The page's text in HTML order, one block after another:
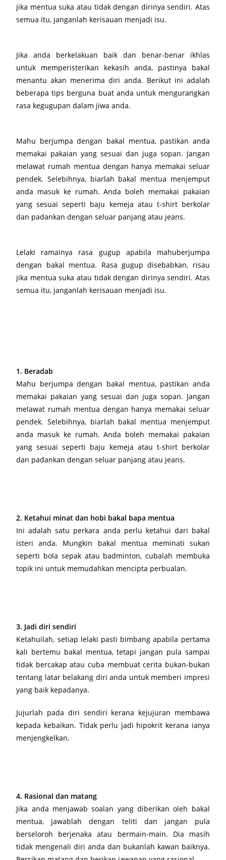
jika mentua suka atau tidak dengan dirinya sendiri. Atas
semua itu, janganlah kerisauan menjadi isu.
Jika anda berkelakuan baik dan benar-benar ikhlas
untuk memperisterikan kekasih anda, pastinya bakal
menantu akan menerima diri anda. Berikut ini adalah
beberapa tips berguna buat anda untuk mengurangkan
rasa kegugupan dalam jiwa anda.
Mahu berjumpa dengan bakal mentua, pastikan anda
memakai pakaian yang sesuai dan juga sopan. Jangan
melawat rumah mentua dengan hanya memakai seluar
pendek. Selebihnya, biarlah bakal mentua menjemput
anda masuk ke rumah. Anda boleh memakai pakaian
yang sesuai seperti baju kemeja atau t-shirt berkolar
dan padankan dengan seluar panjang atau jeans.
Lelaki ramainya rasa gugup apabila mahuberjumpa
dengan bakal mentua. Rasa gugup disebabkan, risau
jika mentua suka atau tidak dengan dirinya sendiri. Atas
semua itu, janganlah kerisauan menjadi isu.
1. Beradab
Mahu berjumpa dengan bakal mentua, pastikan anda
memakai pakaian yang sesuai dan juga sopan. Jangan
melawat rumah mentua dengan hanya memakai seluar
pendek. Selebihnya, biarlah bakal mentua menjemput
anda masuk ke rumah. Anda boleh memakai pakaian
yang sesuai seperti baju kemeja atau t-shirt berkolar
dan padankan dengan seluar panjang atau jeans.
2. Ketahui minat dan hobi bakal bapa mentua
Ini adalah satu perkara anda perlu ketahui dari bakal
isteri anda. Mungkin bakal mentua meminati sukan
seperti bola sepak atau badminton, cubalah membuka
topik ini untuk memudahkan mencipta perbualan.
3. Jadi diri sendiri
Ketahuilah, setiap lelaki pasti bimbang apabila pertama
kali bertemu bakal mentua, tetapi jangan pula sampai
tidak bercakap atau cuba membuat cerita bukan-bukan
tentang latar belakang diri anda untuk memberi impresi
yang baik kepadanya.
Jujurlah pada diri sendiri kerana kejujuran membawa
kepada kebaikan. Tidak perlu jadi hipokrit kerana ianya
menjengkelkan.
4. Rasional dan matang
Jika anda menjawab soalan yang diberikan oleh bakal
mentua, jawablah dengan teliti dan jangan pula
berseloroh berjenaka atau bermain-main. Dia masih
tidak mengenali diri anda dan bukanlah kawan baiknya.